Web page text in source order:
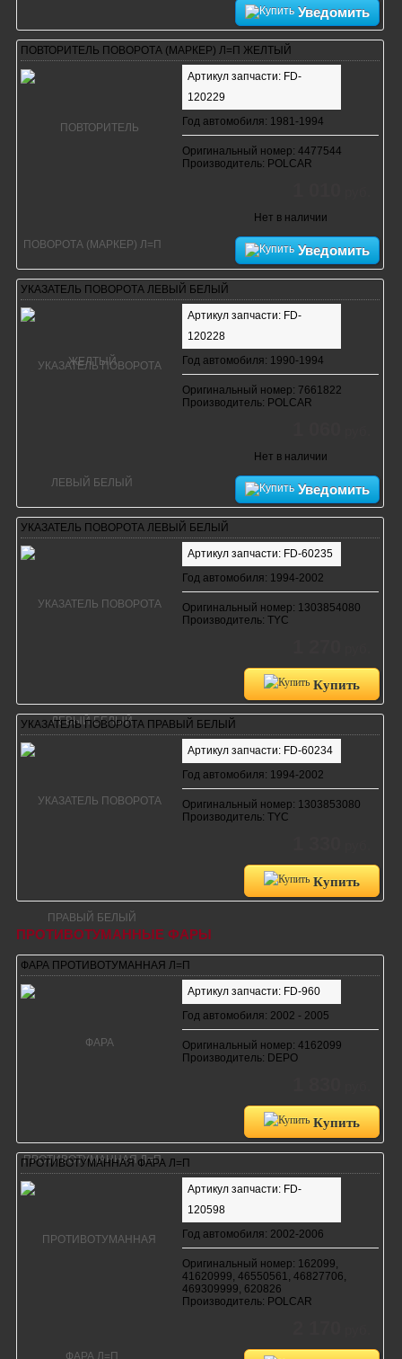
Уведомить
ПОВТОРИТЕЛЬ ПОВОРОТА (МАРКЕР) Л=П ЖЕЛТЫЙ
Артикул запчасти: FD-
120229
Год автомобиля: 1981-1994
Оригинальный номер: 4477544
Производитель: POLCAR
Нет в наличии
Уведомить
УКАЗАТЕЛЬ ПОВОРОТА ЛЕВЫЙ БЕЛЫЙ
Артикул запчасти: FD-
120228
Год автомобиля: 1990-1994
Оригинальный номер: 7661822
Производитель: POLCAR
Нет в наличии
Уведомить
УКАЗАТЕЛЬ ПОВОРОТА ЛЕВЫЙ БЕЛЫЙ
Артикул запчасти: FD-60235
Год автомобиля: 1994-2002
Оригинальный номер: 1303854080
Производитель: TYC
Купить
УКАЗАТЕЛЬ ПОВОРОТА ПРАВЫЙ БЕЛЫЙ
Артикул запчасти: FD-60234
Год автомобиля: 1994-2002
Оригинальный номер: 1303853080
Производитель: TYC
Купить
ПРОТИВОТУМАННЫЕ ФАРЫ
ФАРА ПРОТИВОТУМАННАЯ Л=П
Артикул запчасти: FD-960
Год автомобиля: 2002 - 2005
Оригинальный номер: 4162099
Производитель: DEPO
Купить
ПРОТИВОТУМАННАЯ ФАРА Л=П
Артикул запчасти: FD-
120598
Год автомобиля: 2002-2006
Оригинальный номер: 162099,
41620999, 46550561, 46827706,
469309999, 620826
Производитель: POLCAR